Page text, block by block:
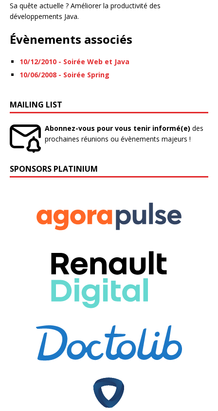
Sa quête actuelle ? Améliorer la productivité des
développements Java.
Évènements associés
10/12/2010 - Soirée Web et Java
10/06/2008 - Soirée Spring
MAILING LIST
Abonnez-vous pour vous tenir informé(e) des
prochaines réunions ou évènements majeurs !
SPONSORS PLATINIUM